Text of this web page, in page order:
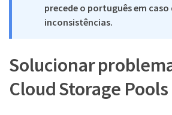
precede o português em caso
inconsistências.
Solucionar
Cloud Storage Pools